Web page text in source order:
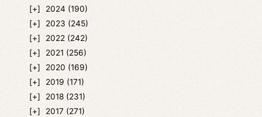
2024 (190)
2023 (245)
2022 (242)
2021 (256)
2020 (169)
2019 (171)
2018 (231)
2017 (271)